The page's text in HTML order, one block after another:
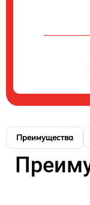
Преимущества